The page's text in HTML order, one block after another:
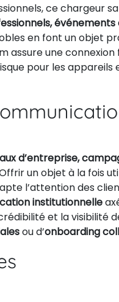
ce chargeur
en font un objet
assure une connexion
pour les appareils
d’entreprise,
un objet à la fois
l’attention des
institutionnelle
et la visibilité
ou d’onboarding